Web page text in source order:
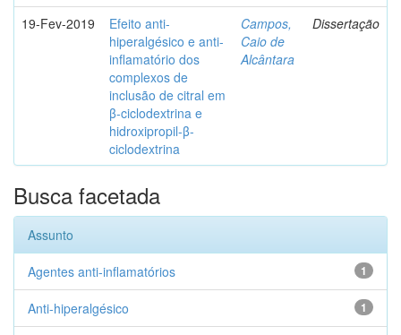
19-Fev-2019
Efeito anti-
hiperalgésico e anti-
inflamatório dos
complexos de
inclusão de citral em
β-ciclodextrina e
hidroxipropil-β-
ciclodextrina
Campos,
Caio de
Alcântara
Dissertação
Busca facetada
Assunto
1
Agentes anti-inflamatórios
1
Anti-hiperalgésico